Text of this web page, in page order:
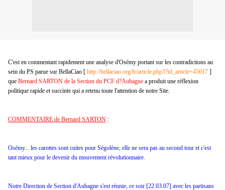
C'est en commentant rapidement une analyse d'Osémy portant sur les contradictions au
sein du PS parue sur BellaCiao [ http://bellaciao.org/fr/article.php3?id_article=45017 ]
que Bernard SARTON de la Section du PCF d?Aubagne a produit une réflexion
politique rapide et succinte qui a retenu toute l'attention de notre Site.
COMMENTAIRE de Bernard SARTON :
Osémy... les carottes sont cuites pour Ségolène, elle ne sera pas au second tour et c'est
tant mieux pour le devenir du mouvement révolutionnaire.
Notre Direction de Section d'Aubagne s'est réunie, ce soir [22.03.07] avec les partisans